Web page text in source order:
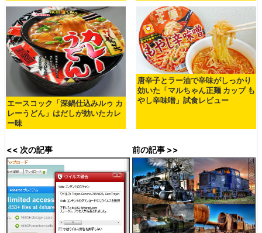
エースコック「深鍋仕込みルゥ カ
レーうどん」はだしが効いたカレ
ー味
唐辛子とラー油で辛味がしっかり
効いた「マルちゃん正麺 カップ も
やし辛味噌」試食レビュー
<< 次の記事 前の記事 >>